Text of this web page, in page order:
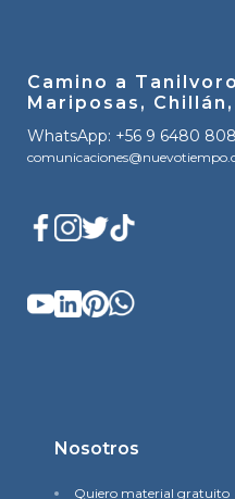
Camino a
Mariposas,
WhatsApp: +56 9 6480
Nosotros
Quiero material gratuito